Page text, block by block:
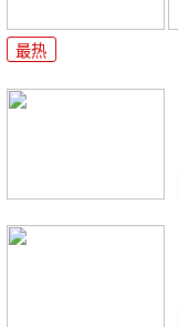
最热